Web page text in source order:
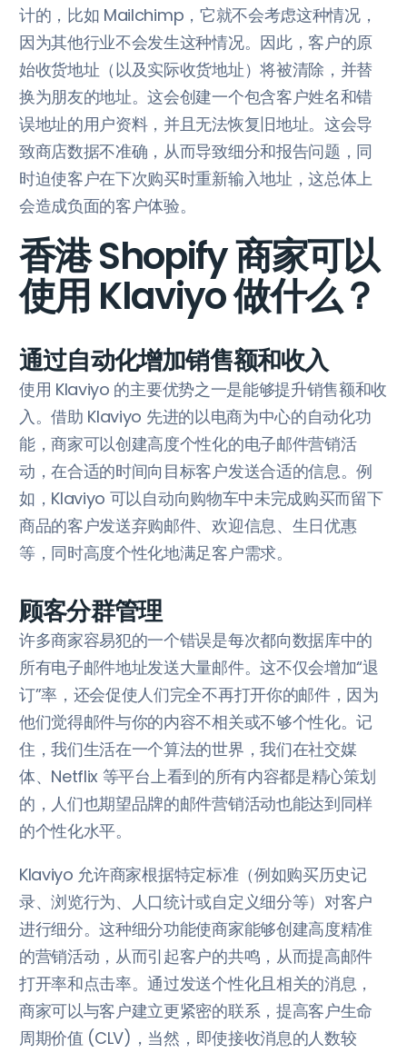
计的，比如 Mailchimp，它就不会考虑这种情况，
因为其他行业不会发生这种情况。因此，客户的原
始收货地址（以及实际收货地址）将被清除，并替
换为朋友的地址。这会创建一个包含客户姓名和错
误地址的用户资料，并且无法恢复旧地址。这会导
致商店数据不准确，从而导致细分和报告问题，同
时迫使客户在下次购买时重新输入地址，这总体上
会造成负面的客户体验。
香港 Shopify 商家可以
使用 Klaviyo 做什么？
通过自动化增加销售额和收入
使用 Klaviyo 的主要优势之一是能够提升销售额和收
入。借助 Klaviyo 先进的以电商为中心的自动化功
能，商家可以创建高度个性化的电子邮件营销活
动，在合适的时间向目标客户发送合适的信息。例
如，Klaviyo 可以自动向购物车中未完成购买而留下
商品的客户发送弃购邮件、欢迎信息、生日优惠
等，同时高度个性化地满足客户需求。
顾客分群管理
许多商家容易犯的一个错误是每次都向数据库中的
所有电子邮件地址发送大量邮件。这不仅会增加“退
订”率，还会促使人们完全不再打开你的邮件，因为
他们觉得邮件与你的内容不相关或不够个性化。记
住，我们生活在一个算法的世界，我们在社交媒
体、Netflix 等平台上看到的所有内容都是精心策划
的，人们也期望品牌的邮件营销活动也能达到同样
的个性化水平。
Klaviyo 允许商家根据特定标准（例如购买历史记
录、浏览行为、人口统计或自定义细分等）对客户
进行细分。这种细分功能使商家能够创建高度精准
的营销活动，从而引起客户的共鸣，从而提高邮件
打开率和点击率。通过发送个性化且相关的消息，
商家可以与客户建立更紧密的联系，提高客户生命
周期价值 (CLV)，当然，即使接收消息的人数较